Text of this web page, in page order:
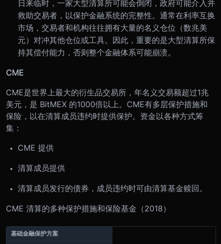
日来临时，一家大型清算所可能会倒闭，政府可能介入并
救助交易者，以保护金融系统的完整性。通常在利率互换
市场，交易者和机构往往拥有大量的名义仓位（数兆美
元）对冲其他仓位或工具。因此，重要的是大型清算所保
持其偿付能力，否则整个金融体系可能崩溃。
CME
CME是世界上最大的衍生品交易所，年名义交易额超过1兆
美元，是 BitMEX 的1000倍以上。CME有多层保护措施和
保险，以在清算成员违约时提供保护。资金以各种方式筹
集：
CME 提供
清算成员提供
清算成员发行的债券，成员违约时可由清算基金赎回。
CME 清算的多种保护措施和保险基金（2018）
基础金融保护方案